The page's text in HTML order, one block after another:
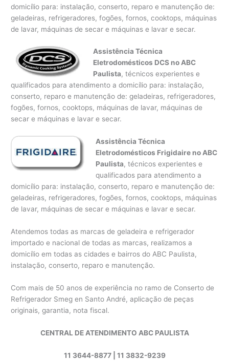
domicílio para: instalação, conserto, reparo e manutenção de:
geladeiras, refrigeradores, fogões, fornos, cooktops, máquinas
de lavar, máquinas de secar e máquinas e lavar e secar.
Assistência Técnica
Eletrodomésticos DCS no ABC
Paulista, técnicos experientes e
qualificados para atendimento a domicílio para: instalação,
conserto, reparo e manutenção de: geladeiras, refrigeradores,
fogões, fornos, cooktops, máquinas de lavar, máquinas de
secar e máquinas e lavar e secar.
Assistência Técnica
Eletrodomésticos Frigidaire no ABC
Paulista, técnicos experientes e
qualificados para atendimento a
domicílio para: instalação, conserto, reparo e manutenção de:
geladeiras, refrigeradores, fogões, fornos, cooktops, máquinas
de lavar, máquinas de secar e máquinas e lavar e secar.
Atendemos todas as marcas de geladeira e refrigerador
importado e nacional de todas as marcas, realizamos a
domicílio em todas as cidades e bairros do ABC Paulista,
instalação, conserto, reparo e manutenção.
Com mais de 50 anos de experiência no ramo de Conserto de
Refrigerador Smeg en Santo André, aplicação de peças
originais, garantia, nota fiscal.
CENTRAL DE ATENDIMENTO ABC PAULISTA
11 3644-8877 | 11 3832-9239